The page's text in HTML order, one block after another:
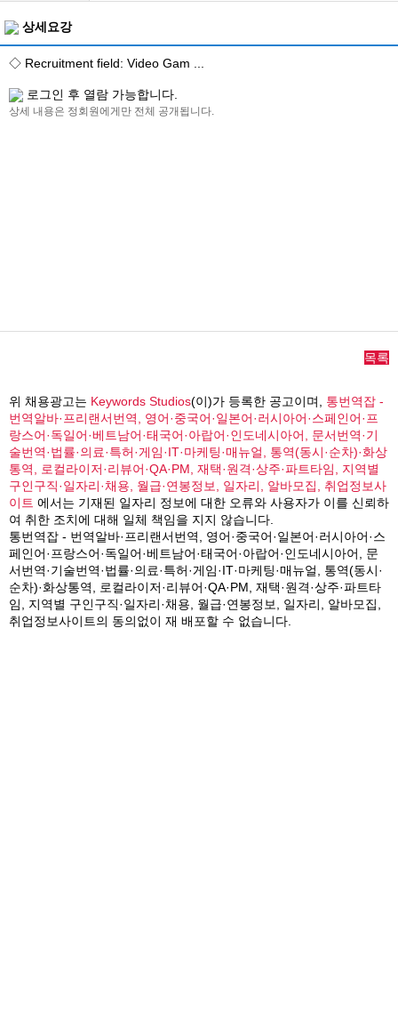
상세요강
◇ Recruitment field: Video Gam ...
로그인 후 열람 가능합니다.
상세 내용은 정회원에게만 전체 공개됩니다.
목록
위 채용광고는 Keywords Studios(이)가 등록한 공고이며, 통번역잡 -
번역알바·프리랜서번역, 영어·중국어·일본어·러시아어·스페인어·프
랑스어·독일어·베트남어·태국어·아랍어·인도네시아어, 문서번역·기
술번역·법률·의료·특허·게임·IT·마케팅·매뉴얼, 통역(동시·순차)·화상
통역, 로컬라이저·리뷰어·QA·PM, 재택·원격·상주·파트타임, 지역별
구인구직·일자리·채용, 월급·연봉정보, 일자리, 알바모집, 취업정보사
이트 에서는 기재된 일자리 정보에 대한 오류와 사용자가 이를 신뢰하
여 취한 조치에 대해 일체 책임을 지지 않습니다.
통번역잡 - 번역알바·프리랜서번역, 영어·중국어·일본어·러시아어·스
페인어·프랑스어·독일어·베트남어·태국어·아랍어·인도네시아어, 문
서번역·기술번역·법률·의료·특허·게임·IT·마케팅·매뉴얼, 통역(동시·
순차)·화상통역, 로컬라이저·리뷰어·QA·PM, 재택·원격·상주·파트타
임, 지역별 구인구직·일자리·채용, 월급·연봉정보, 일자리, 알바모집,
취업정보사이트의 동의없이 재 배포할 수 없습니다.